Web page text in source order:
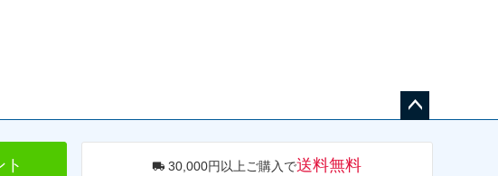
ト 30,000円以上ご購入で送料無料